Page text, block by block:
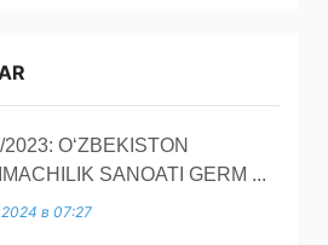
2023: O‘ZBEKISTON
SANOATI GERM ...
в 07:27